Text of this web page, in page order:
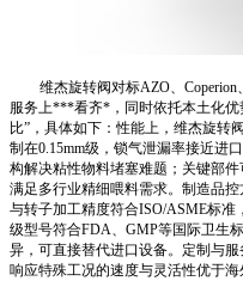
维杰旋转阀对标AZO、
服务上***看齐*，同时依托本土化
比”，具体如下：性能上，维杰旋转
制在0.15mm级，锁气泄漏率接近进
构解决粘性物料堵塞难题；关键部
满足多行业精细喂料需求。制造品
与转子加工精度符合ISO/ASME标
级型号符合FDA、GMP等国际卫生
异，可直接替代进口设备。定制与
响应特殊工况的速度与灵活性优于